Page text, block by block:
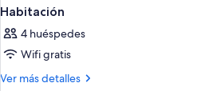
Habitación
4 huéspedes
Wifi gratis
Ver más detalles
Más